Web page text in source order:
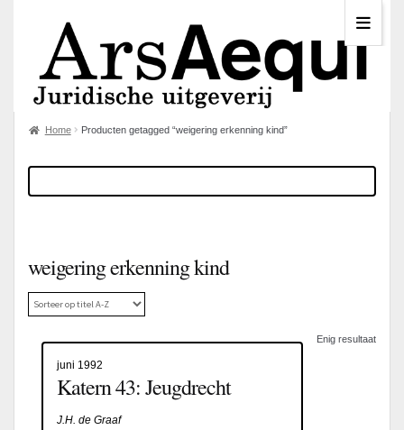
Home Producten getagged “weigering erkenning kind”
weigering erkenning kind
Enig resultaat
juni 1992
Katern 43: Jeugdrecht
J.H. de Graaf